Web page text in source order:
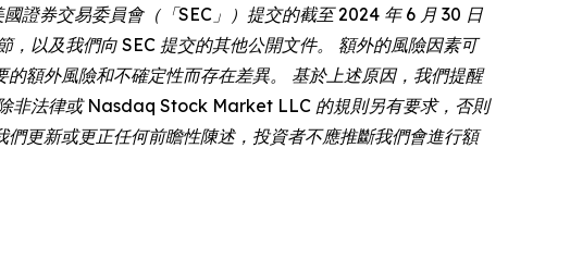
證券交易委員會（「SEC」）提交的截至 2024 年 6 月 30 日
以及我們向 SEC 提交的其他公開文件。 額外的風險因素可
額外風險和不確定性而存在差異。 基於上述原因，我們提醒
非法律或 Nasdaq Stock Market LLC 的規則另有要求，否則
更新或更正任何前瞻性陳述，投資者不應推斷我們會進行額